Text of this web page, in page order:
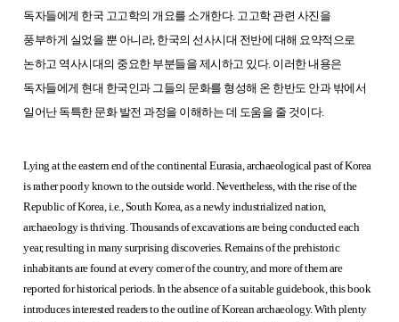
독자들에게 한국 고고학의 개요를 소개한다. 고고학 관련 사진을
풍부하게 실었을 뿐 아니라, 한국의 선사시대 전반에 대해 요약적으로
논하고 역사시대의 중요한 부분들을 제시하고 있다. 이러한 내용은
독자들에게 현대 한국인과 그들의 문화를 형성해 온 한반도 안과 밖에서
일어난 독특한 문화 발전 과정을 이해하는 데 도움을 줄 것이다.
Lying at the eastern end of the continental Eurasia, archaeological past of Korea
is rather poorly known to the outside world. Nevertheless, with the rise of the
Republic of Korea, i.e., South Korea, as a newly industrialized nation,
archaeology is thriving. Thousands of excavations are being conducted each
year, resulting in many surprising discoveries. Remains of the prehistoric
inhabitants are found at every corner of the country, and more of them are
reported for historical periods. In the absence of a suitable guidebook, this book
introduces interested readers to the outline of Korean archaeology. With plenty